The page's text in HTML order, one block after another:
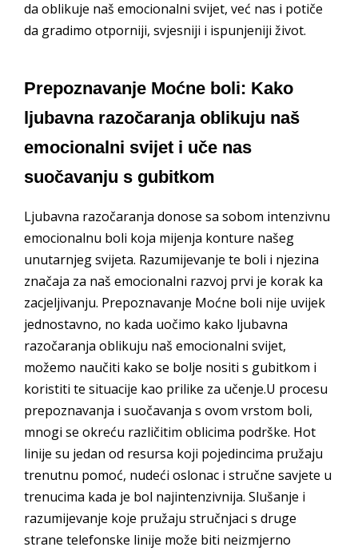
da oblikuje naš emocionalni svijet, već nas i potiče
da gradimo otporniji, svjesniji i ispunjeniji život.
Prepoznavanje Moćne boli: Kako
ljubavna razočaranja oblikuju naš
emocionalni svijet i uče nas
suočavanju s gubitkom
Ljubavna razočaranja donose sa sobom intenzivnu
emocionalnu boli koja mijenja konture našeg
unutarnjeg svijeta. Razumijevanje te boli i njezina
značaja za naš emocionalni razvoj prvi je korak ka
zacjeljivanju. Prepoznavanje Moćne boli nije uvijek
jednostavno, no kada uočimo kako ljubavna
razočaranja oblikuju naš emocionalni svijet,
možemo naučiti kako se bolje nositi s gubitkom i
koristiti te situacije kao prilike za učenje.U procesu
prepoznavanja i suočavanja s ovom vrstom boli,
mnogi se okreću različitim oblicima podrške. Hot
linije su jedan od resursa koji pojedincima pružaju
trenutnu pomoć, nudeći oslonac i stručne savjete u
trenucima kada je bol najintenzivnija. Slušanje i
razumijevanje koje pružaju stručnjaci s druge
strane telefonske linije može biti neizmjerno